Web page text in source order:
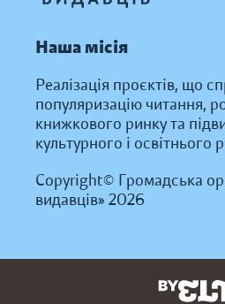
Наша місія
Реалізація проєктів, що
популяризацію читання,
книжкового ринку та
культурного і освітнього
Copyright© Громадська
видавців» 2026